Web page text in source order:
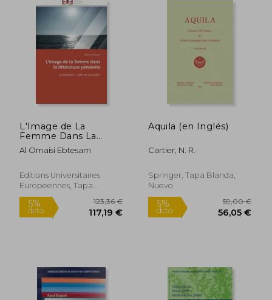
5%
dcto.
L'Image de La
Femme Dans La
Litterature Yemenite
Al Omaisi Ebtesam
Editions Universitaires
Europeennes, Tapa
Blanda, Nuevo
Aquila (en Inglés)
Cartier, N. R.
Springer, Tapa Blanda,
Nuevo